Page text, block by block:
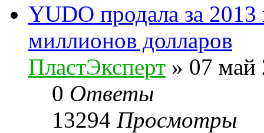
YUDO продала за
миллионов долларов
ПластЭксперт » 07 май
0 Ответы
13294 Просмотры